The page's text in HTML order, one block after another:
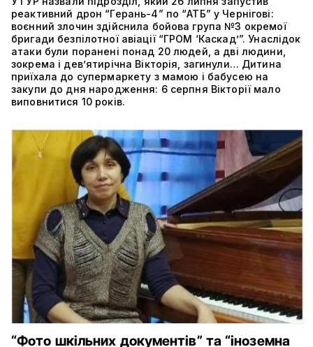
реактивний дрон “Герань-4” по “АТБ” у Чернігові:
воєнний злочин здійснила бойова група №3 окремої
бригади безпілотної авіації “ГРОМ ‘Каскад’”. Унаслідок
атаки були поранені понад 20 людей, а дві людини,
зокрема і дев’ятирічна Вікторія, загинули… Дитина
приїхала до супермаркету з мамою і бабусею на
закупи до дня народження: 6 серпня Вікторії мало
виповнитися 10 років.
“Фото шкільних документів” та “іноземна